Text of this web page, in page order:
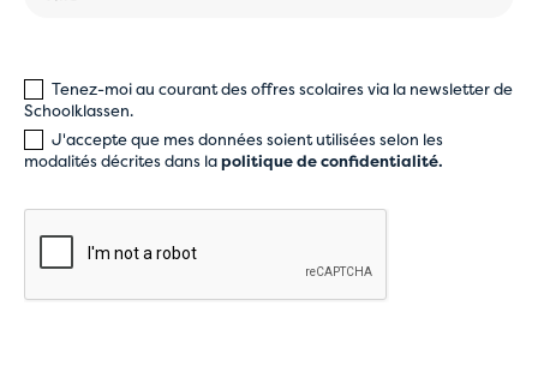
Tenez-moi au courant des offres scolaires via la newsletter de
Schoolklassen.
J'accepte que mes données soient utilisées selon les
modalités décrites dans lapolitique de confidentialité.